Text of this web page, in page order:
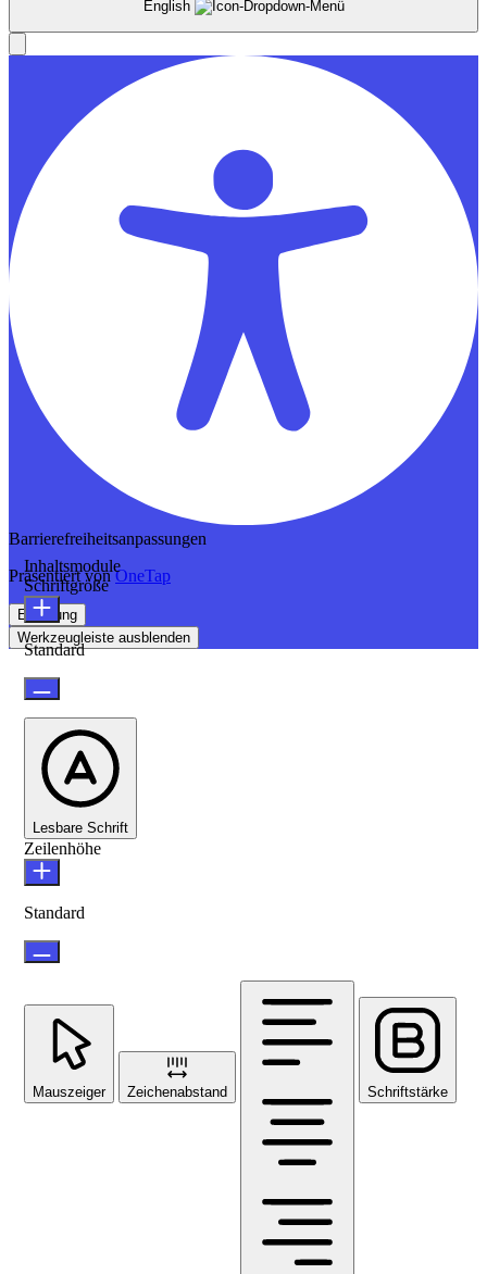
English
Barrierefreiheitsanpassungen
Präsentiert vonOneTap
Erklärung
Werkzeugleiste ausblenden
Inhaltsmodule
Schriftgröße
Standard
Lesbare Schrift
Zeilenhöhe
Standard
Mauszeiger Zeichenabstand Schriftstärke